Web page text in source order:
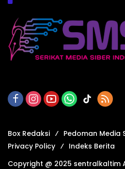
Box Redaksi
Pedoman Media
Privacy Policy
Indeks Berita
Copyright @ 2025 sentralkaltim